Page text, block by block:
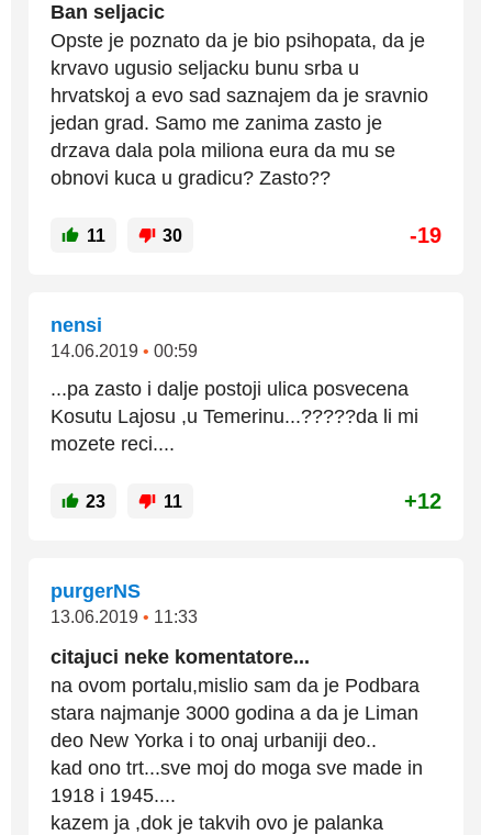
Ban seljacic
Opste je poznato da je bio psihopata, da je
krvavo ugusio seljacku bunu srba u
hrvatskoj a evo sad saznajem da je sravnio
jedan grad. Samo me zanima zasto je
drzava dala pola miliona eura da mu se
obnovi kuca u gradicu? Zasto??
11 30 -19
nensi
14.06.2019 • 00:59
...pa zasto i dalje postoji ulica posvecena
Kosutu Lajosu ,u Temerinu...?????da li mi
mozete reci....
23 11 +12
purgerNS
13.06.2019 • 11:33
citajuci neke komentatore...
na ovom portalu,mislio sam da je Podbara
stara najmanje 3000 godina a da je Liman
deo New Yorka i to onaj urbaniji deo..
kad ono trt...sve moj do moga sve made in
1918 i 1945....
kazem ja ,dok je takvih ovo je palanka